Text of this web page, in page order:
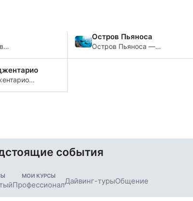
Остров Пьяноса
Остров Пьяноса —
события
МОИ КУРСЫ
ПрофессионалДайвинг-турыОбщение